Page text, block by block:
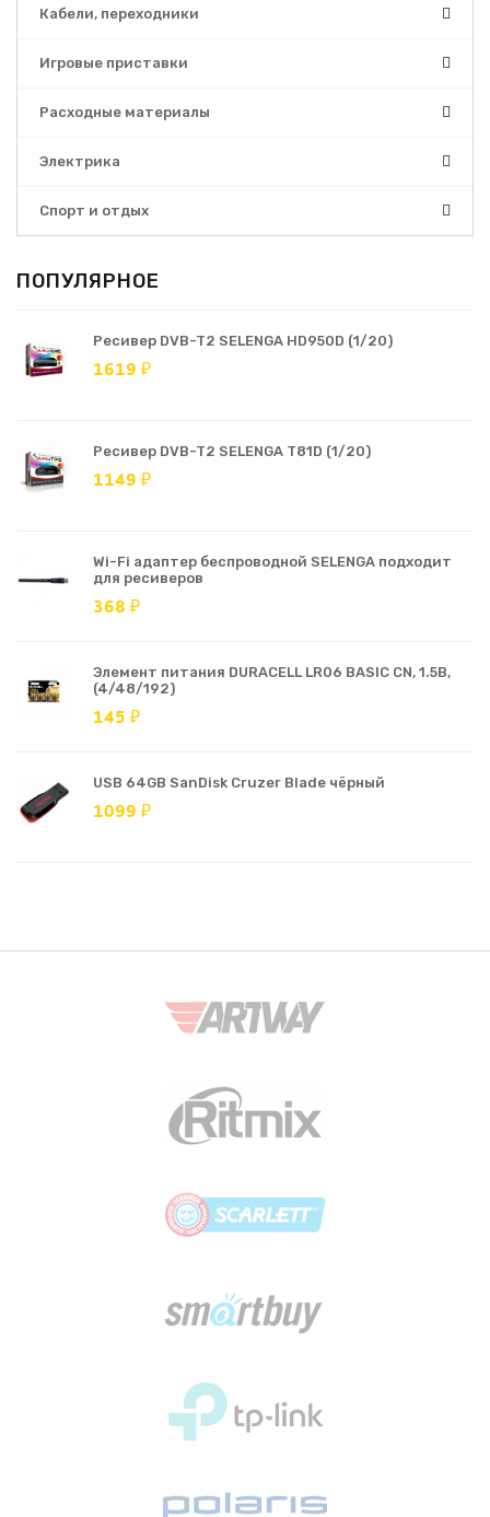
Кабели, переходники
Игровые приставки
Расходные материалы
Электрика
Спорт и отдых
ПОПУЛЯРНОЕ
Ресивер DVB-T2 SELENGA HD950D (1/20)
1619 ₽
Ресивер DVB-T2 SELENGA T81D (1/20)
1149 ₽
Wi-Fi адаптер беспроводной SELENGA подходит
для ресиверов
368 ₽
Элемент питания DURACELL LR06 BASIC CN, 1.5В,
(4/48/192)
145 ₽
USB 64GB SanDisk Cruzer Blade чёрный
1099 ₽